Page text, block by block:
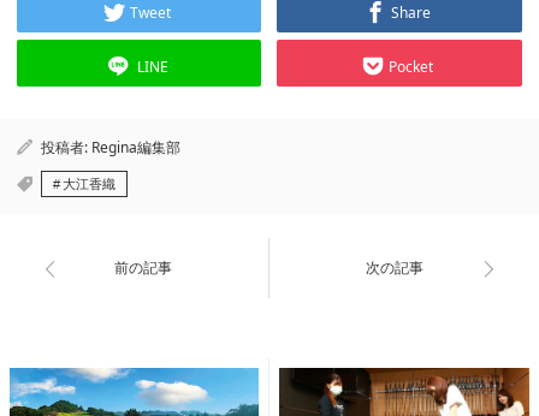
Tweet Share
LINE Pocket
投稿者: Regina編集部
大江香織
前の記事 次の記事